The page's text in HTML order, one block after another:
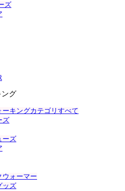
ズ
ング
ーキングカテゴリすべて
ズ
ーズ
ウォーマー
ッズ